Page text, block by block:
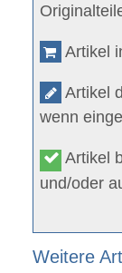
Artikel
Artikel
wenn
Artikel
und/oder
Weitere